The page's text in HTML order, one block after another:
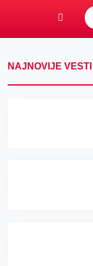
NAJNOVIJE VESTI